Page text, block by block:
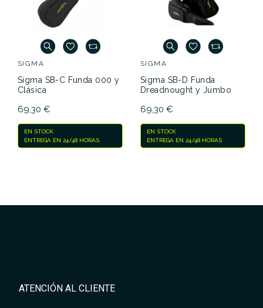
SIGMA
Sigma SB-C Funda 000 y
Clásica
69,30 €
EN STOCK
ENTREGA EN 24/48 HORAS
SIGMA
Sigma SB-D Funda
Dreadnought y Jumbo
69,30 €
EN STOCK
ENTREGA EN 24/48 HORAS
ATENCIÓN AL CLIENTE